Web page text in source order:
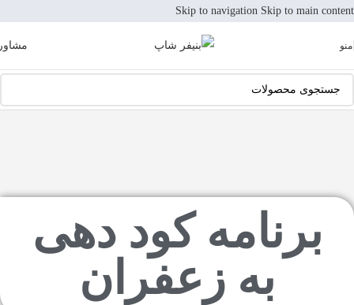
Skip to navigation Skip to main content
منو
برنامه کود دهی
به زعفران